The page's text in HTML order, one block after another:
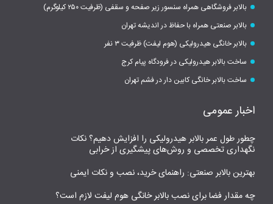
بالابر فروشگاهی همراه سنسور زیر صفحه و سقفی (ظرفیت ۲۵۰ کیلوگرم)
بالابر صنعتی همراه با حفاظ در اندیشه تهران
بالابر خانگی هیدرولیکی (هوم لیفت) ظرفیت ۳ نفر
ساخت بالابر هیدرولیکی در فرودگاه پیام کرج
ساخت بالابر خانگی کابین دار در فشم تهران
اخبار عمومی
چطور طول عمر بالابر هیدرولیکی را افزایش دهیم؟ نکات
نگهداری تخصصی و روش‌های پیشگیری از خرابی
بهترین بالابر صنعتی: راهنمای خرید، نصب و نکات ایمنی
چه مقدار فضا برای نصب بالابر خانگی هوم لیفت لازم است؟